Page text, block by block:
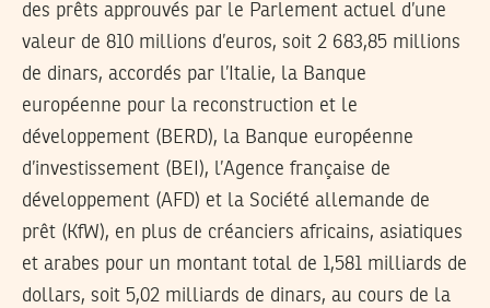
des prêts approuvés par le Parlement actuel d’une
valeur de 810 millions d’euros, soit 2 683,85 millions
de dinars, accordés par l’Italie, la Banque
européenne pour la reconstruction et le
développement (BERD), la Banque européenne
d’investissement (BEI), l’Agence française de
développement (AFD) et la Société allemande de
prêt (KfW), en plus de créanciers africains, asiatiques
et arabes pour un montant total de 1,581 milliards de
dollars, soit 5,02 milliards de dinars, au cours de la